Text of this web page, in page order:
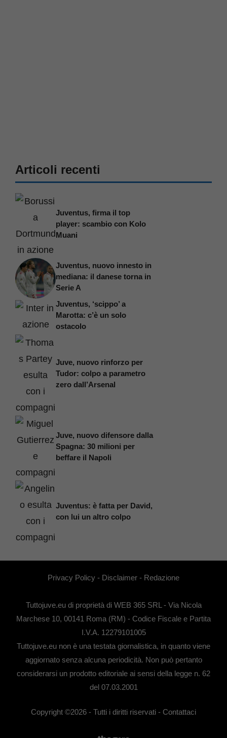
Articoli recenti
Juventus, firma il top
player: scambio con Kolo
Muani
Juventus, nuovo innesto in
mediana: il danese torna in
Serie A
Juventus, ‘scippo’ a
Marotta: c’è un solo
ostacolo
Juve, nuovo rinforzo per
Tudor: colpo a parametro
zero dall’Arsenal
Juve, nuovo difensore dalla
Spagna: 30 milioni per
beffare il Napoli
Juventus: è fatta per David,
con lui un altro colpo
Privacy Policy - Disclaimer - Redazione
Tuttojuve.eu di proprietà di WEB 365 SRL - Via Nicola
Marchese 10, 00141 Roma (RM) - Codice Fiscale e Partita
I.V.A. 12279101005
Tuttojuve.eu non è una testata giornalistica, in quanto viene
aggiornato senza alcuna periodicità. Non può pertanto
considerarsi un prodotto editoriale ai sensi della legge n. 62
del 07.03.2001
Copyright ©2026 - Tutti i diritti riservati - Contattaci